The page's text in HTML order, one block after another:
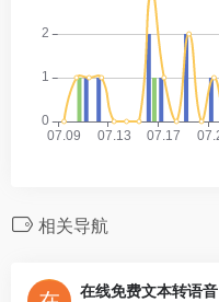
相关导航
在线免费文本转语音